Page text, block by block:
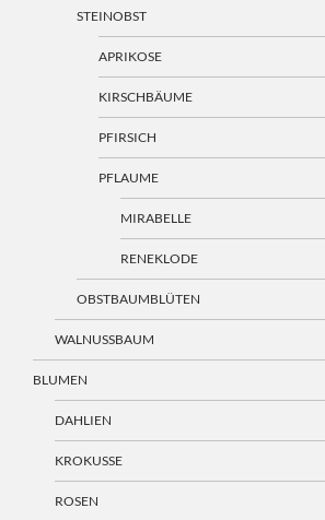
STEINOBST
APRIKOSE
KIRSCHBÄUME
PFIRSICH
PFLAUME
MIRABELLE
RENEKLODE
OBSTBAUMBLÜTEN
WALNUSSBAUM
BLUMEN
DAHLIEN
KROKUSSE
ROSEN